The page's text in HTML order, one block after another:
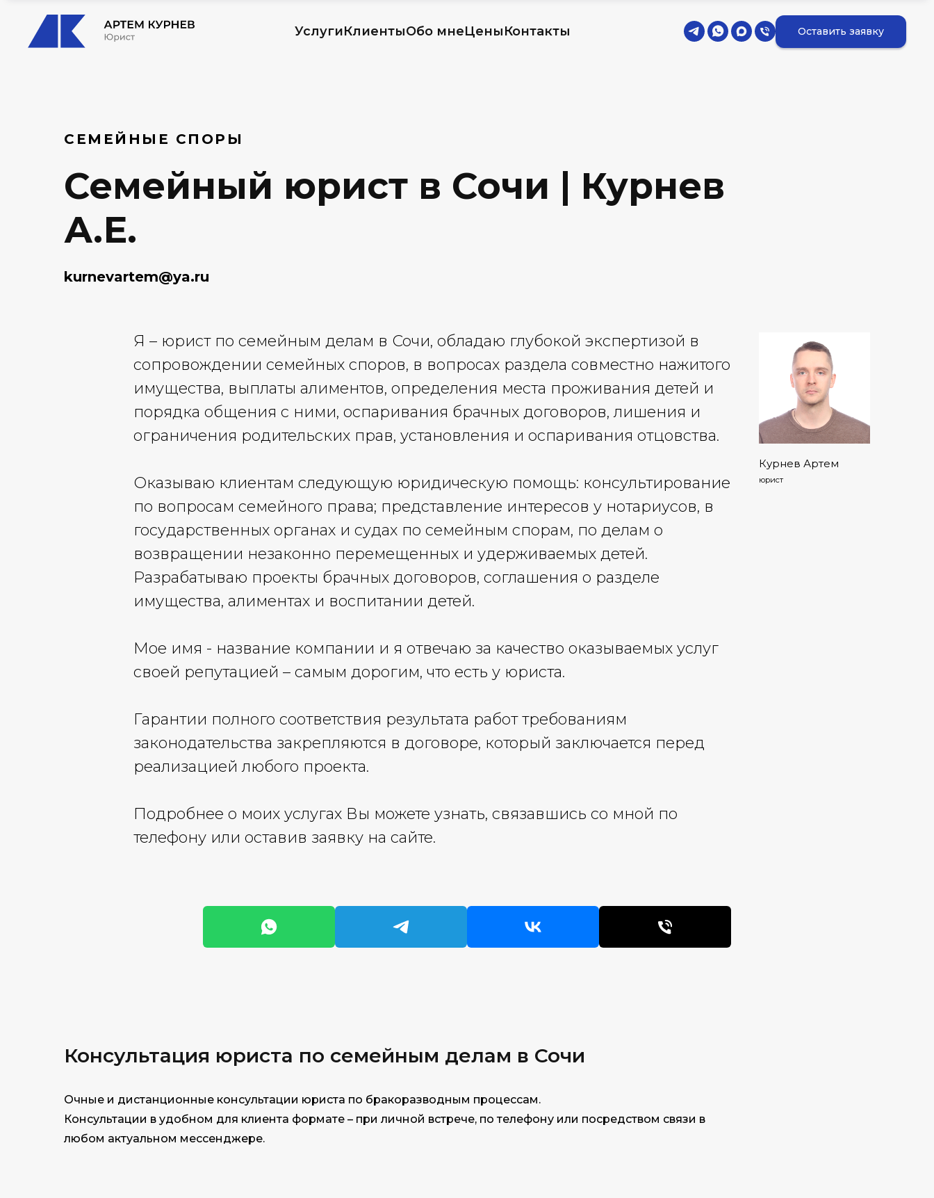
УслугиКлиентыОбо мнеЦеныКонтакты Оставить заявку
СЕМЕЙНЫЕ СПОРЫ
Семейный юрист в Сочи | Курнев
А.Е.
kurnevartem@ya.ru
Я – юрист по семейным делам в Сочи, обладаю глубокой экспертизой в
сопровождении семейных споров, в вопросах раздела совместно нажитого
имущества, выплаты алиментов, определения места проживания детей и
порядка общения с ними, оспаривания брачных договоров, лишения и
ограничения родительских прав, установления и оспаривания отцовства.
Оказываю клиентам следующую юридическую помощь: консультирование
по вопросам семейного права; представление интересов у нотариусов, в
государственных органах и судах по семейным спорам, по делам о
возвращении незаконно перемещенных и удерживаемых детей.
Разрабатываю проекты брачных договоров, соглашения о разделе
имущества, алиментах и воспитании детей.
Мое имя - название компании и я отвечаю за качество оказываемых услуг
своей репутацией – самым дорогим, что есть у юриста.
Гарантии полного соответствия результата работ требованиям
законодательства закрепляются в договоре, который заключается перед
реализацией любого проекта.
Подробнее о моих услугах Вы можете узнать, связавшись со мной по
телефону или оставив заявку на сайте.
Курнев Артем
юрист
Консультация юриста по семейным делам в Сочи
Очные и дистанционные консультации юриста по бракоразводным процессам.
Консультации в удобном для клиента формате – при личной встрече, по телефону или посредством связи в
любом актуальном мессенджере.